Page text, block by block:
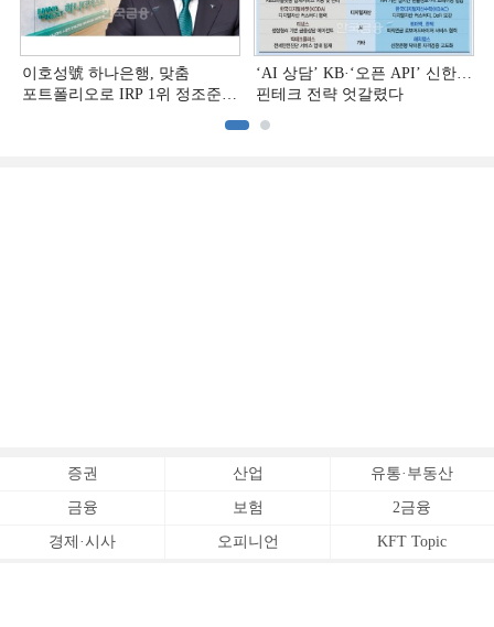
이호성號 하나은행, 맞춤
포트폴리오로 IRP 1위 정조준
‘AI 상담’ KB·‘오픈 API’ 신한…
핀테크 전략 엇갈렸다
증권 산업 유통·부동산
금융 보험 2금융
경제·시사 오피니언 KFT Topic